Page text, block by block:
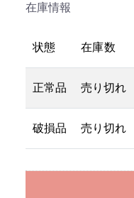
在庫情報
状態 在庫数
正常品 売り切れ
破損品 売り切れ